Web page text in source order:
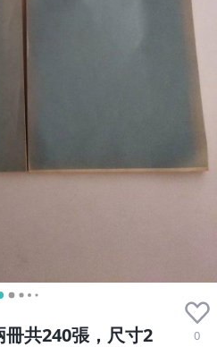
共240張，尺寸2
0